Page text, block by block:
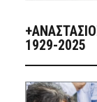
1929-2025